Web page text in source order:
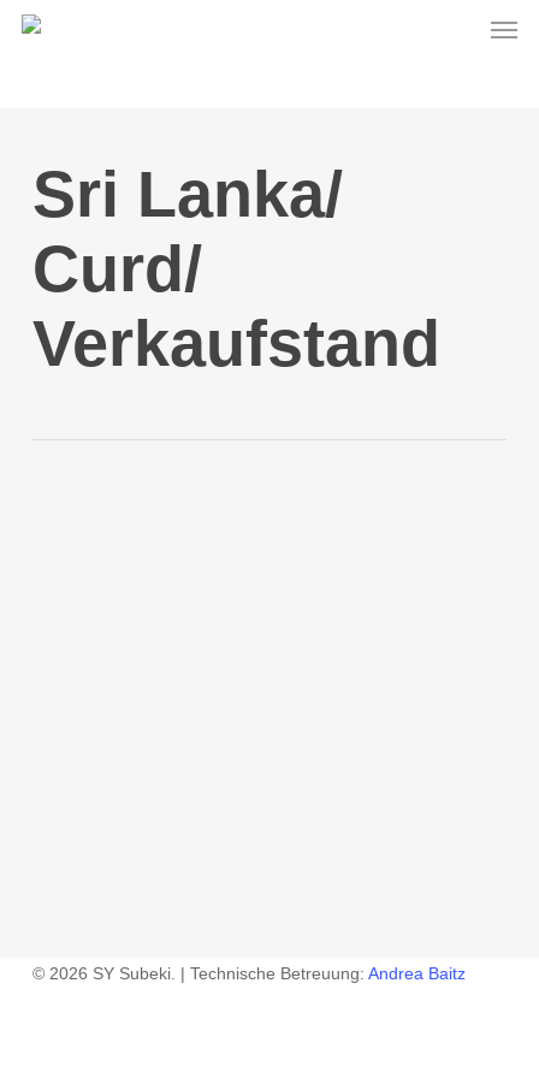
Skip
Sri Lanka/
Curd/
Verkaufstand
© 2026 SY Subeki. | Technische Betreuung: Andrea Baitz